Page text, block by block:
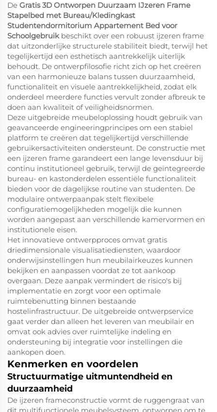
De Gratis 3D Ontworpen Duurzaam IJzeren Frame
Stapelbed met Bureau/Kledingkast
Studentendormitorium Appartement Bed voor
Schoolgebruik beschikt over een robuust ijzeren frame
dat uitzonderlijke structurele stabiliteit biedt, terwijl het
tegelijkertijd een esthetisch aantrekkelijk uiterlijk
behoudt. De ontwerpfilosofie richt zich op het creëren
van een harmonieuze balans tussen duurzaamheid,
functionaliteit en visuele aantrekkelijkheid, zodat elk
onderdeel meerdere functies vervult zonder afbreuk te
doen aan kwaliteit of veiligheidsnormen.
Deze uitgebreide meubeloplossing houdt gebruik van
geavanceerde engineeringprincipes om een stabiel
platform te creëren dat tegelijkertijd verschillende
gebruikersactiviteiten ondersteunt. De constructie met
een ijzeren frame garandeert een lange levensduur bij
continu institutioneel gebruik, terwijl de geïntegreerde
bureau- en kastonderdelen essentiële functionaliteit
bieden voor de dagelijkse routine van studenten. De
modulaire ontwerpaanpak stelt flexibele
configuratiemogelijkheden mogelijk die kunnen
worden aangepast aan verschillende kamervormen en
institutionele eisen.
Het innovatieve ontwerpproces omvat gratis
driedimensionale visualisatiediensten, waardoor
onderwijsinstellingen hun meubilairkeuzes kunnen
bekijken en aanpassen voordat ze tot aankoop
overgaan. Deze aanpak vermindert de risico's bij
implementatie en zorgt voor een optimale
ruimtebenutting binnen bestaande
hostelinfrastructuur. De uitgebreide ontwerpservice
gaat verder dan alleen het leveren van meubilair en
omvat ook advies over ruimtelijke indeling en
ondersteuning bij integratie voor instellingen die
aankopen doen.
Kenmerken en voordelen
Structuurmatige uitmuntendheid en
duurzaamheid
De ijzeren frameconstructie vormt de ruggengraat van